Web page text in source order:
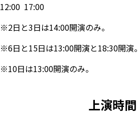
12:00 17:00
※2日と3日は14:00開演のみ。
※6日と15日は13:00開演と18:30開演。
※10日は13:00開演のみ。
上演時間